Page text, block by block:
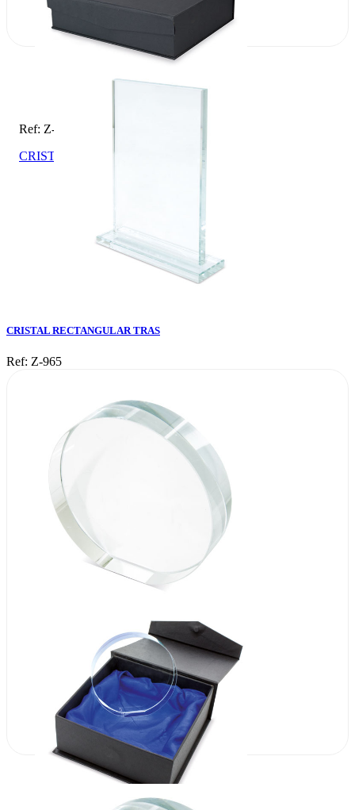
Ref: Z-965
CRISTAL RECTANGULAR TRAS
CRISTAL RECTANGULAR TRAS
Ref: Z-965